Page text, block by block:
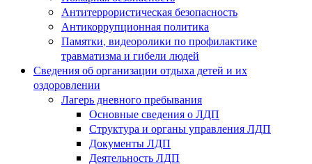
Антитеррористическая безопасность
Антикоррупционная политика
Памятки, видеоролики по профилактике
травматизма и гибели людей
Сведения об организации отдыха детей и их
оздоровлении
Лагерь дневного пребывания
Основные сведения о ЛДП
Структура и органы управления ЛДП
Документы ЛДП
Деятельность ЛДП